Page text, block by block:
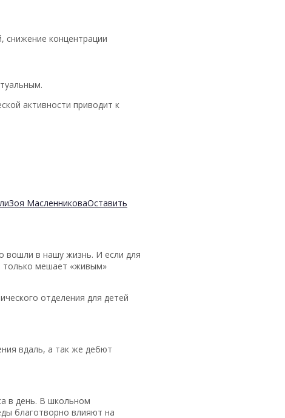
снижение концентрации
активности приводит к
Зоя МасленниковаОставить
вошли в нашу жизнь. И если для
только мешает «живым»
отделения для детей
вдаль, а так же дебют
в день. В школьном
благотворно влияют на